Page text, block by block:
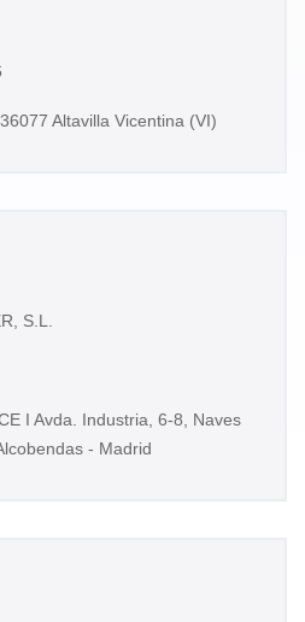
Altavilla Vicentina (VI)
S.L.
I Avda. Industria, 6-8, Naves
- Madrid